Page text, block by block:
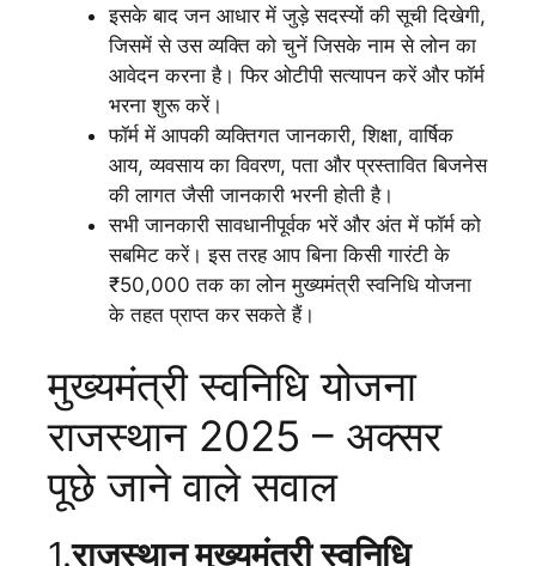
इसके बाद जन आधार में जुड़े सदस्यों की सूची दिखेगी,
जिसमें से उस व्यक्ति को चुनें जिसके नाम से लोन का
आवेदन करना है। फिर ओटीपी सत्यापन करें और फॉर्म
भरना शुरू करें।
फॉर्म में आपकी व्यक्तिगत जानकारी, शिक्षा, वार्षिक
आय, व्यवसाय का विवरण, पता और प्रस्तावित बिजनेस
की लागत जैसी जानकारी भरनी होती है।
सभी जानकारी सावधानीपूर्वक भरें और अंत में फॉर्म को
सबमिट करें। इस तरह आप बिना किसी गारंटी के
₹50,000 तक का लोन मुख्यमंत्री स्वनिधि योजना
के तहत प्राप्त कर सकते हैं।
मुख्यमंत्री स्वनिधि योजना
राजस्थान 2025 – अक्सर
पूछे जाने वाले सवाल
1.राजस्थान मुख्यमंत्री स्वनिधि